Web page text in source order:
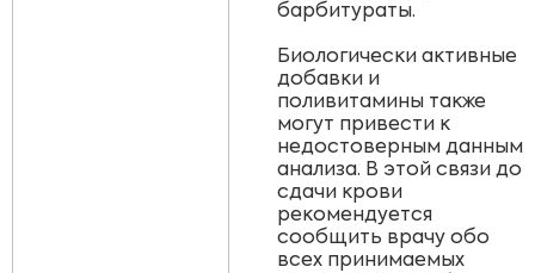
барбитураты.
Биологически активные
добавки и
поливитамины также
могут привести к
недостоверным данным
анализа. В этой связи до
сдачи крови
рекомендуется
сообщить врачу обо
всех принимаемых